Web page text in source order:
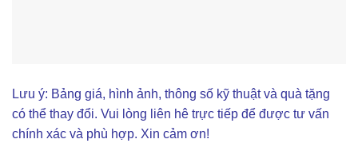
Lưu ý: Bảng giá, hình ảnh, thông số kỹ thuật và quà tặng
có thể thay đổi. Vui lòng liên hê trực tiếp để được tư vấn
chính xác và phù hợp. Xin cảm ơn!